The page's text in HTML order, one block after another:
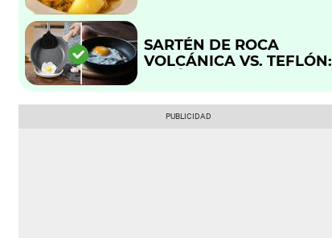
SARTÉN DE ROCA
VOLCÁNICA VS. TEFLÓN: